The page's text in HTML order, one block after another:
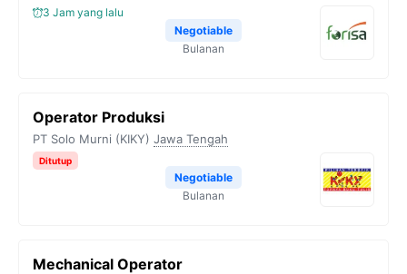
3 Jam yang lalu
Negotiable
Bulanan
Operator Produksi
PT Solo Murni (KIKY) Jawa Tengah
Ditutup
Negotiable
Bulanan
Mechanical Operator